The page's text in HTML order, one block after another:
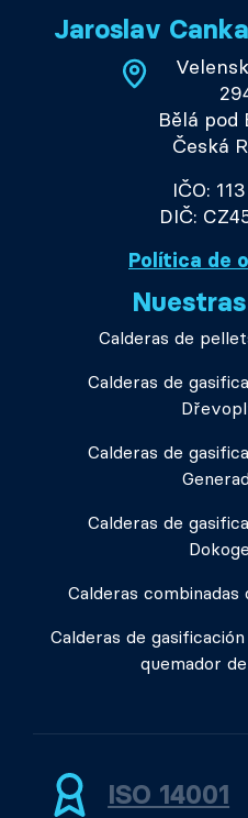
Jaroslav
Bělá pod
Česká
IČO:
DIČ:
Política de
Calderas de
Calderas de
Calderas de
Calderas de
Calderas
Calderas de
quemador
ISO 14001